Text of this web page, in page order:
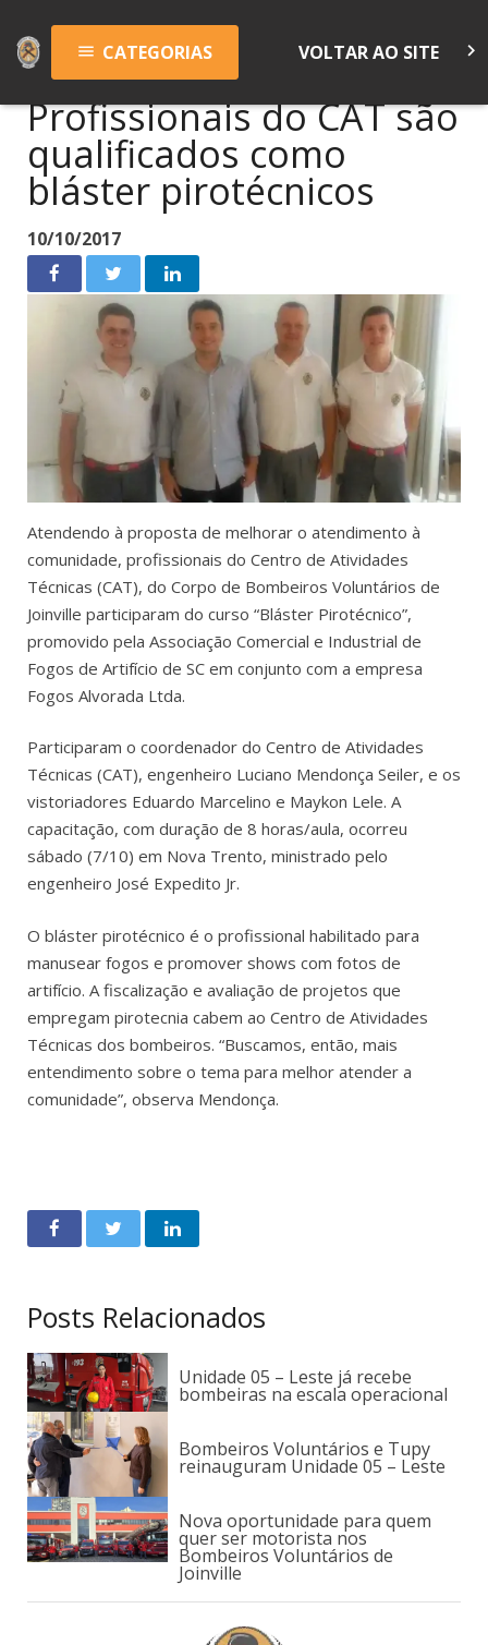
menu CATEGORIAS VOLTAR AO SITE keyboard_arrow_right
Profissionais do CAT são
qualificados como
bláster pirotécnicos
10/10/2017
Atendendo à proposta de melhorar o atendimento à
comunidade, profissionais do Centro de Atividades
Técnicas (CAT), do Corpo de Bombeiros Voluntários de
Joinville participaram do curso “Bláster Pirotécnico”,
promovido pela Associação Comercial e Industrial de
Fogos de Artifício de SC em conjunto com a empresa
Fogos Alvorada Ltda.
Participaram o coordenador do Centro de Atividades
Técnicas (CAT), engenheiro Luciano Mendonça Seiler, e os
vistoriadores Eduardo Marcelino e Maykon Lele. A
capacitação, com duração de 8 horas/aula, ocorreu
sábado (7/10) em Nova Trento, ministrado pelo
engenheiro José Expedito Jr.
O bláster pirotécnico é o profissional habilitado para
manusear fogos e promover shows com fotos de
artifício. A fiscalização e avaliação de projetos que
empregam pirotecnia cabem ao Centro de Atividades
Técnicas dos bombeiros. “Buscamos, então, mais
entendimento sobre o tema para melhor atender a
comunidade”, observa Mendonça.
Posts Relacionados
Unidade 05 – Leste já recebe
bombeiras na escala operacional
Bombeiros Voluntários e Tupy
reinauguram Unidade 05 – Leste
Nova oportunidade para quem
quer ser motorista nos
Bombeiros Voluntários de
Joinville